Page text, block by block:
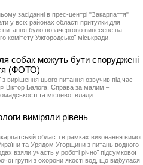
засіданні в прес-центрі "Закарпаття"
у всіх районах області притулки для
питання було позачергово винесене на
комітету Ужгородської міськради.
собак можуть бути споруджені
(ФОТО)
з вирішення цього питання озвучив під час
Віктор Балога. Справа за малим –
та місцевої влади.
виміряли рівень
області в рамках виконання вимог
та Урядом Угорщини з питань водного
взяли участь у роботі річної підсумкової
групи з охорони якості вод, що відбулася